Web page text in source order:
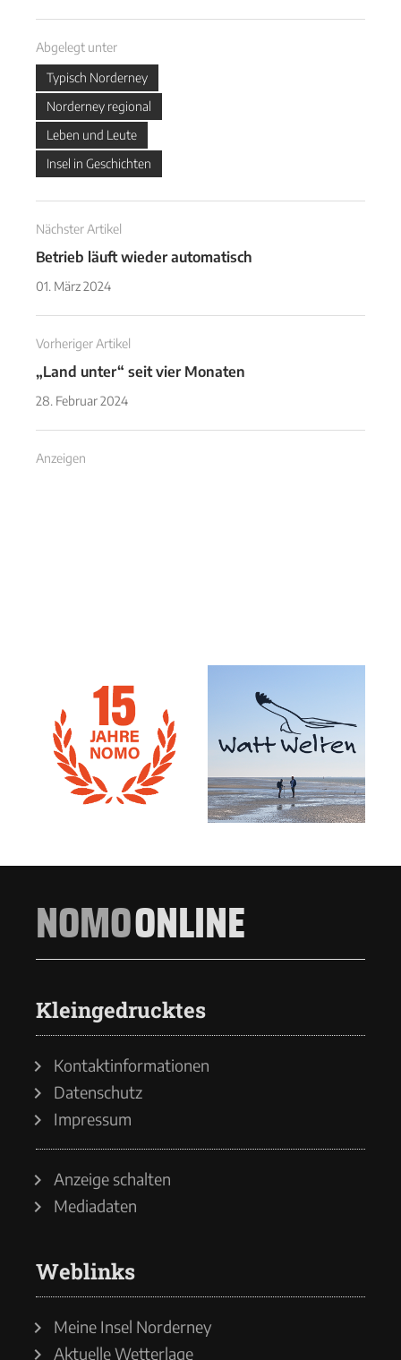
Abgelegt unter
Typisch Norderney
Norderney regional
Leben und Leute
Insel in Geschichten
Nächster Artikel
Betrieb läuft wieder automatisch
01. März 2024
Vorheriger Artikel
„Land unter“ seit vier Monaten
28. Februar 2024
Anzeigen
NOMOONLINE
Kleingedrucktes
Kontaktinformationen
Datenschutz
Impressum
Anzeige schalten
Mediadaten
Weblinks
Meine Insel Norderney
Aktuelle Wetterlage